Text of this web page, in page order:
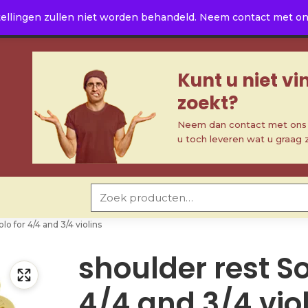
zullen niet worden behandeld. Neem contact met
Kunt u niet
zoekt?
Neem dan contact met
u toch leveren wat u graag
for 4/4 and 3/4 violins
shoulder rest